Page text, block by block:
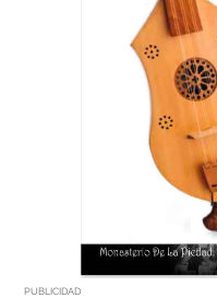
PUBLICIDAD